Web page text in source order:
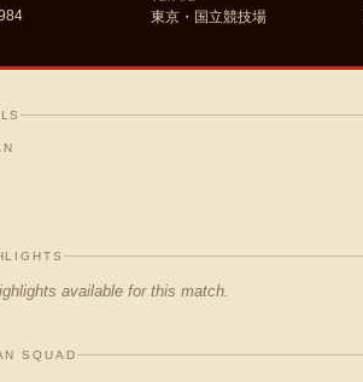
東京・国立競技場
available for this match.
SQUAD